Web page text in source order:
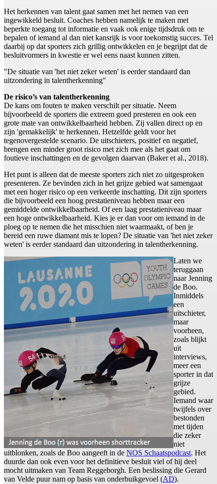
Het herkennen van talent gaat samen met het nemen van een
ingewikkeld besluit. Coaches hebben namelijk te maken met
beperkte toegang tot informatie en vaak ook enige tijdsdruk om te
bepalen of iemand al dan niet kansrijk is voor toekomstig succes. Tel
daarbij op dat sporters zich grillig ontwikkelen en je begrijpt dat de
besluitvormers in kwestie er wel eens naast kunnen zitten.
"De situatie van 'het niet zeker weten' is eerder standaard dan
uitzondering in talentherkenning"
De risico’s van talentherkenning
De kans om fouten te maken verschilt per situatie. Neem
bijvoorbeeld de sporters die extreem goed presteren en ook een
grote mate van ontwikkelbaarheid hebben. Zij vallen direct op en
zijn 'gemakkelijk' te herkennen. Hetzelfde geldt voor het
tegenovergestelde scenario. De uitschieters, positief en negatief,
brengen een minder groot risico met zich mee als het gaat om
foutieve inschattingen en de gevolgen daarvan (Baker et al., 2018).
Het punt is alleen dat de meeste sporters zich niet zo uitgesproken
presenteren. Ze bevinden zich in het grijze gebied wat samengaat
met een hoger risico op een verkeerde inschatting. Dit zijn sporters
die bijvoorbeeld een hoog prestatieniveau hebben maar een
gemiddelde ontwikkelbaarheid. Of een laag prestatieniveau maar
een hoge ontwikkelbaarheid. Kies je er dan voor om iemand in de
ploeg op te nemen die het misschien niet waarmaakt, of ben je
bereid een ruwe diamant mis te lopen? De situatie van 'het niet zeker
weten' is eerder standaard dan uitzondering in talentherkenning.
Laten we
teruggaan
naar Jenning
de Boo.
Inmiddels
een
uitschieter,
maar
voorheen,
zoals blijkt
uit
interviews,
meer een
sporter in dat
grijze
gebied.
Iemand waar
twijfels over
bestonden
met tijden
die zeker
niet
uitblonken, zoals de Boo aangeeft in de NOS Schaatspodcast. Het
duurde dan ook even voor het definitieve besluit viel of hij deel
mocht uitmaken van Team Reggeborgh. Een beslissing die Gerard
van Velde puur nam op basis van onderbuikgevoel (AD).